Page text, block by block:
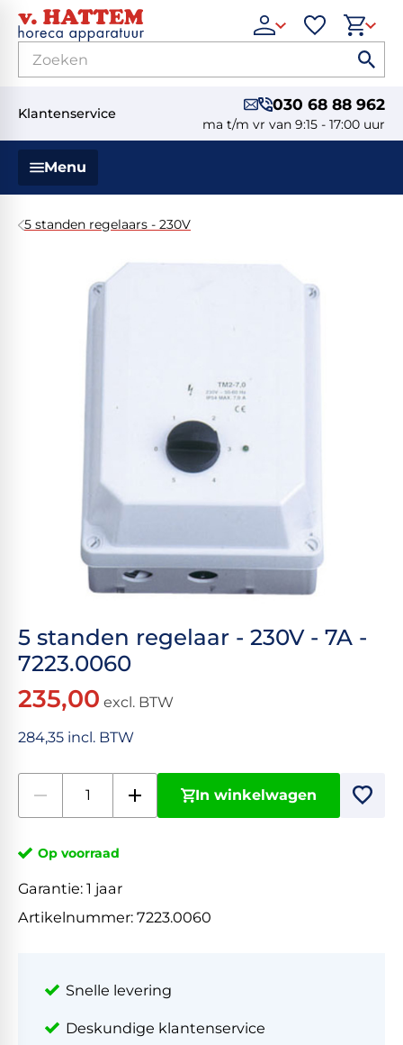
Klantenservice 030 68 88 962
ma t/m vr van 9:15 - 17:00 uur
Menu
5 standen regelaars - 230V
5 standen regelaar - 230V - 7A -
7223.0060
235,00 excl. BTW
284,35 incl. BTW
In winkelwagen
Op voorraad
Garantie: 1 jaar
Artikelnummer: 7223.0060
Snelle levering
Deskundige klantenservice